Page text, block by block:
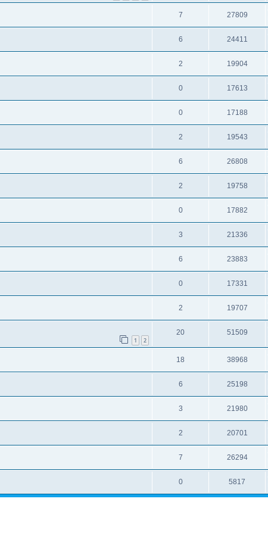
7 27809
6 24411
2 19904
0 17613
0 17188
2 19543
6 26808
2 19758
0 17882
3 21336
6 23883
0 17331
2 19707
1 2
20 51509
18 38968
6 25198
3 21980
2 20701
7 26294
0 5817